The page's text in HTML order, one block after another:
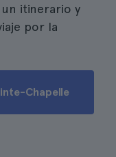
itinerario y
por la
Chapelle